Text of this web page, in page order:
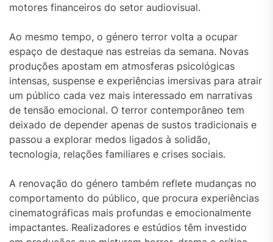
motores financeiros do setor audiovisual.
Ao mesmo tempo, o género terror volta a ocupar
espaço de destaque nas estreias da semana. Novas
produções apostam em atmosferas psicológicas
intensas, suspense e experiências imersivas para atrair
um público cada vez mais interessado em narrativas
de tensão emocional. O terror contemporâneo tem
deixado de depender apenas de sustos tradicionais e
passou a explorar medos ligados à solidão,
tecnologia, relações familiares e crises sociais.
A renovação do género também reflete mudanças no
comportamento do público, que procura experiências
cinematográficas mais profundas e emocionalmente
impactantes. Realizadores e estúdios têm investido